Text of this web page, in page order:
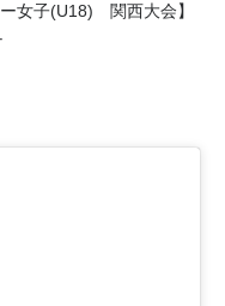
女子(U18) 関西大会】